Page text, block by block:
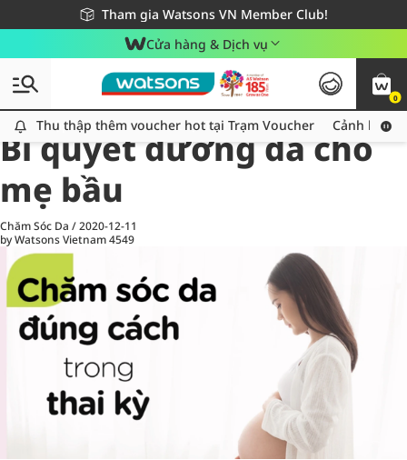
Tham gia Watsons VN Member Club!
Miễn phí giao hàng cho đơn hàng từ 249,000Đ
Giao hàng nhanh 24h - Áp dụng khu vực TP. Hồ Chí Minh
Cửa hàng & Dịch vụ
0
Thu thập thêm voucher hot tại Trạm Voucher
Thu thập thêm voucher hot tại Trạm Voucher Cảnh báo
All
Chăm Sóc Cá Nhân
Bí quyết dưỡng da cho
mẹ bầu
Chăm Sóc Da /2020-12-11
by Watsons Vietnam4549